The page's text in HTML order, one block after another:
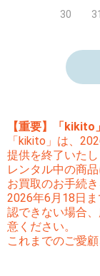
30 31
【重要】「
「kikito」は、
提供を終了いたし
レンタル中の商
お買取のお手続
2026年6月18日
認できない場合
意ください。
これまでのご愛